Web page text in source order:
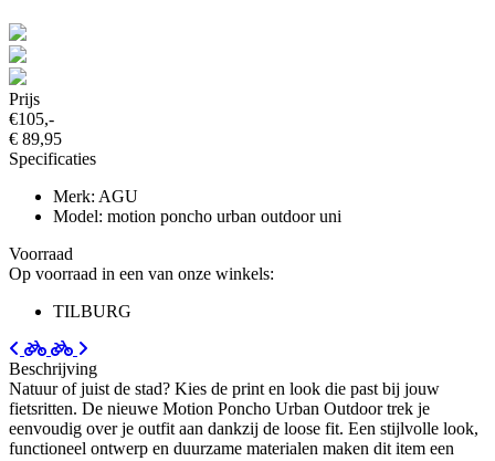
Prijs
€105,-
€ 89,95
Specificaties
Merk: AGU
Model: motion poncho urban outdoor uni
Voorraad
Op voorraad in een van onze winkels:
TILBURG
Beschrijving
Natuur of juist de stad? Kies de print en look die past bij jouw
fietsritten. De nieuwe Motion Poncho Urban Outdoor trek je
eenvoudig over je outfit aan dankzij de loose fit. Een stijlvolle look,
functioneel ontwerp en duurzame materialen maken dit item een